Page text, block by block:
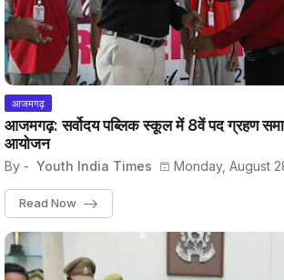
आजमगढ़
आजमगढ़: सर्वोदय पब्लिक स्कूल में 8वें पद ग्रहण
आयोजन
By - Youth India Times Monday, August
Read Now